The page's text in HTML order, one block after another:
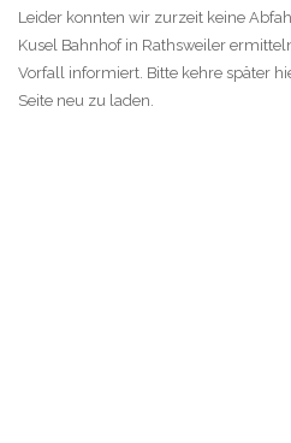
Leider konnten wir zurzeit keine
Kusel Bahnhof in Rathsweiler
Vorfall informiert. Bitte kehre später
Seite neu zu laden.